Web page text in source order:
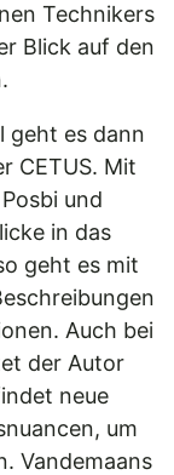
Technikers
Blick auf den
geht es dann
CETUS. Mit
und
in das
geht es mit
Auch bei
der Autor
neue
um
Vandemaans